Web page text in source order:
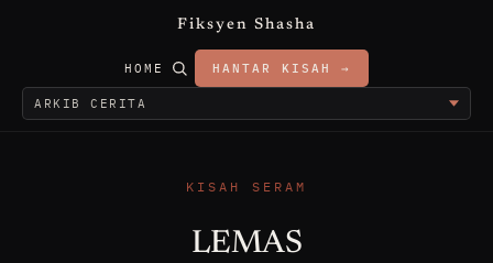
Fiksyen Shasha
HOME HANTAR KISAH →
KISAH SERAM
LEMAS